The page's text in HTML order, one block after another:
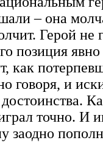
– она
Герой не
позиция явно
как
говоря, и
точно. И
заодно